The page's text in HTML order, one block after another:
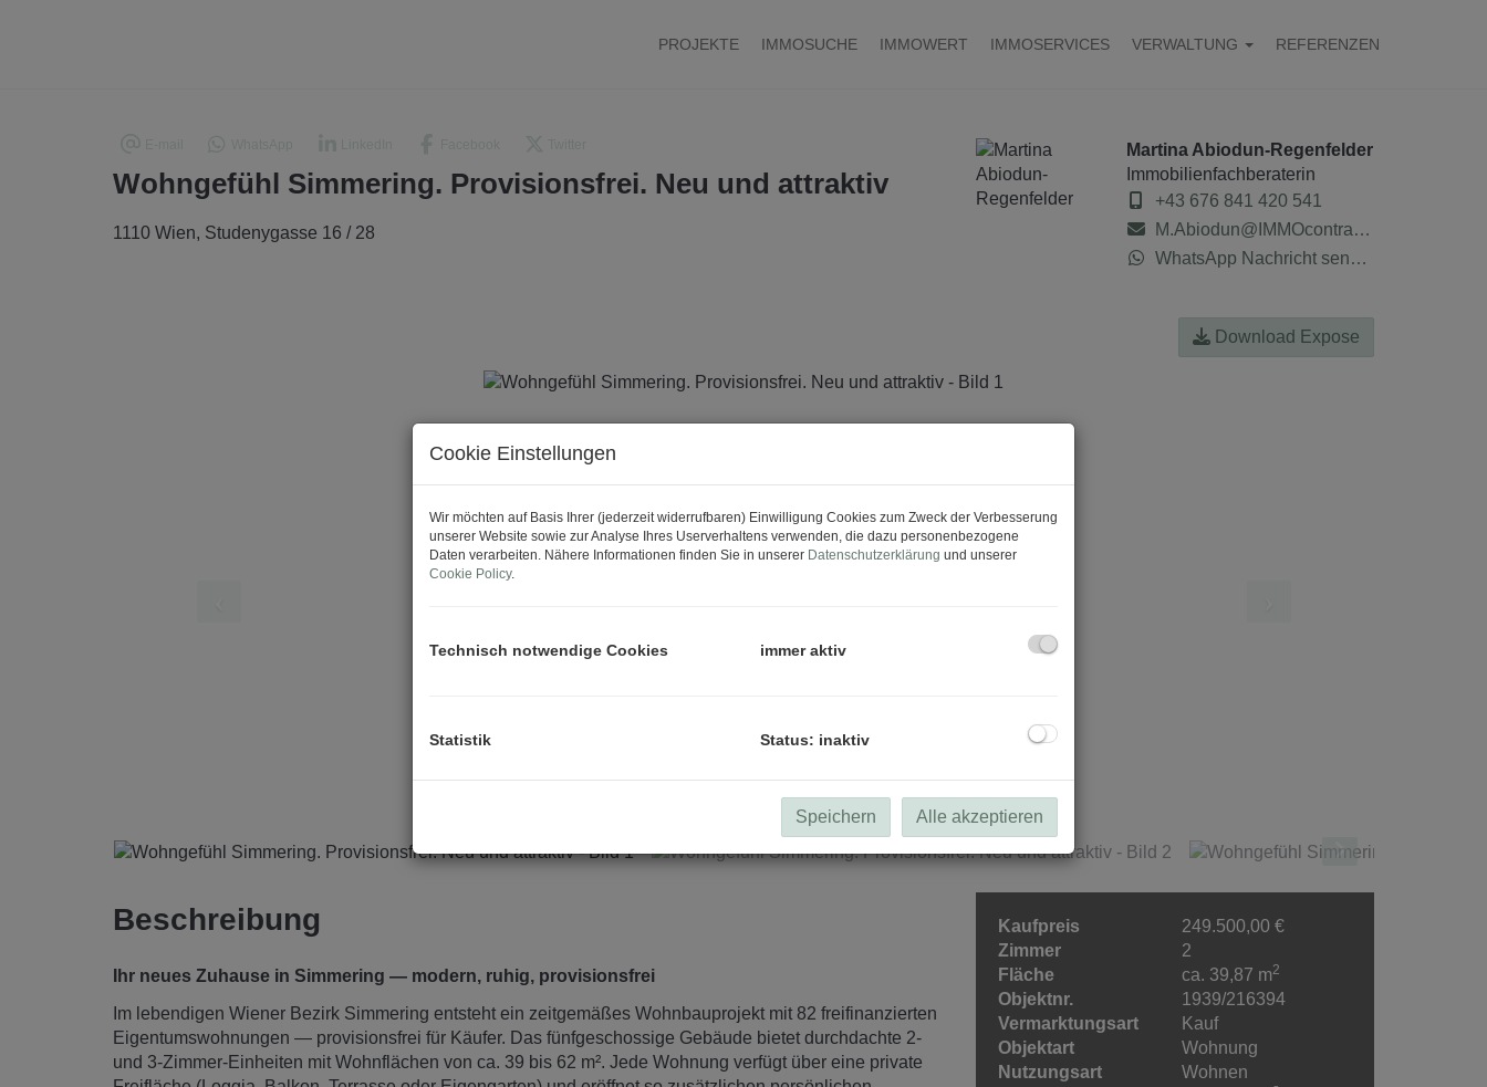
PROJEKTE IMMOSUCHE IMMOWERT IMMOSERVICES VERWALTUNG REFERENZEN
Wohngefühl Simmering. Provisionsfrei. Neu und attraktiv
1110 Wien, Studenygasse 16 / 28
Martina Abiodun-Regenfelder
Immobilienfachberaterin
+43 676 841 420 541
M.Abiodun@IMMOcontract.at
WhatsApp Nachricht senden
Download Expose
Beschreibung
Ihr neues Zuhause in Simmering — modern, ruhig, provisionsfrei
Im lebendigen Wiener Bezirk Simmering entsteht ein zeitgemäßes Wohnbauprojekt mit 82 freifinanzierten
Eigentumswohnungen — provisionsfrei für Käufer. Das fünfgeschossige Gebäude bietet durchdachte 2‑
und 3‑Zimmer‑Einheiten mit Wohnflächen von ca. 39 bis 62 m². Jede Wohnung verfügt über eine private
Kaufpreis
249.500,00 €
Zimmer
2
Fläche
ca. 39,87 m2
Objektnr.
1939/216394
Vermarktungsart
Kauf
Objektart
Wohnung
Nutzungsart
Wohnen
Cookie Einstellungen
Wir möchten auf Basis Ihrer (jederzeit widerrufbaren) Einwilligung Cookies zum Zweck der Verbesserung
unserer Website sowie zur Analyse Ihres Userverhaltens verwenden, die dazu personenbezogene
Daten verarbeiten. Nähere Informationen finden Sie in unserer Datenschutzerklärung und unserer
Cookie Policy.
Technisch notwendige Cookies immer aktiv
Statistik Status: inaktiv
Speichern Alle akzeptieren